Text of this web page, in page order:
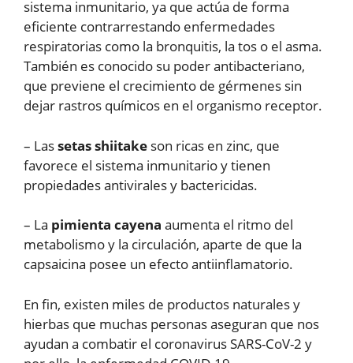
sistema inmunitario, ya que actúa de forma
eficiente contrarrestando enfermedades
respiratorias como la bronquitis, la tos o el asma.
También es conocido su poder antibacteriano,
que previene el crecimiento de gérmenes sin
dejar rastros químicos en el organismo receptor.
– Lassetas shiitake son ricas en zinc, que
favorece el sistema inmunitario y tienen
propiedades antivirales y bactericidas.
– La pimienta cayena aumenta el ritmo del
metabolismo y la circulación, aparte de que la
capsaicina posee un efecto antiinflamatorio.
En fin, existen miles de productos naturales y
hierbas que muchas personas aseguran que nos
ayudan a combatir el coronavirus SARS-CoV-2 y